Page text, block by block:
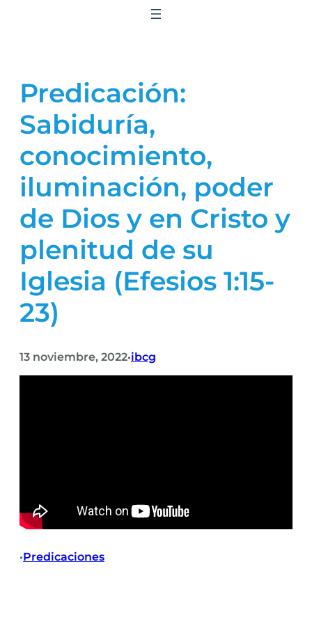
Predicación:
Sabiduría,
conocimiento,
iluminación, poder
de Dios y en Cristo y
plenitud de su
Iglesia (Efesios 1:15-
23)
13 noviembre, 2022•ibcg
•Predicaciones